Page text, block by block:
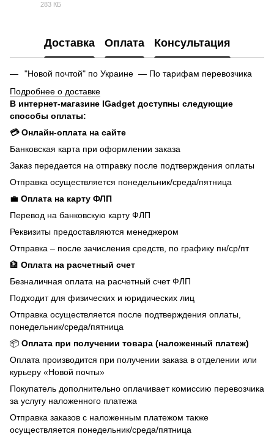
283 КБ
Доставка Оплата Консультация
"Новой почтой" по Украине — По тарифам перевозчика
Подробнее о доставке
В интернет-магазине IGadget доступны следующие
способы оплаты:
💳 Онлайн-оплата на сайте
Банковская карта при оформлении заказа
Заказ передается на отправку после подтверждения оплаты
Отправка осуществляется понедельник/среда/пятница
💼 Оплата на карту ФЛП
Перевод на банковскую карту ФЛП
Реквизиты предоставляются менеджером
Отправка – после зачисления средств, по графику пн/ср/пт
🏦 Оплата на расчетный счет
Безналичная оплата на расчетный счет ФЛП
Подходит для физических и юридических лиц
Отправка осуществляется после подтверждения оплаты,
понедельник/среда/пятница
📦 Оплата при получении товара (наложенный платеж)
Оплата производится при получении заказа в отделении или
курьеру «Новой почты»
Покупатель дополнительно оплачивает комиссию перевозчика
за услугу наложенного платежа
Отправка заказов с наложенным платежом также
осуществляется понедельник/среда/пятница